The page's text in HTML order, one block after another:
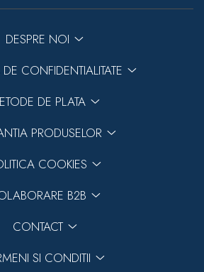
DESPRE NOI
CONFIDENTIALITATE
DE PLATA
PRODUSELOR
COOKIES
B2B
CONTACT
SI CONDITII